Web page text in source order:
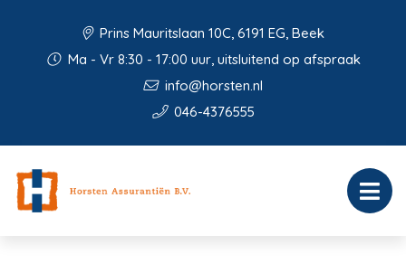
Prins Mauritslaan 10C, 6191 EG, Beek
Ma - Vr 8:30 - 17:00 uur, uitsluitend op afspraak
info@horsten.nl
046-4376555